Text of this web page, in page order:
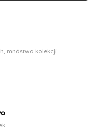
mnóstwo kolekcji